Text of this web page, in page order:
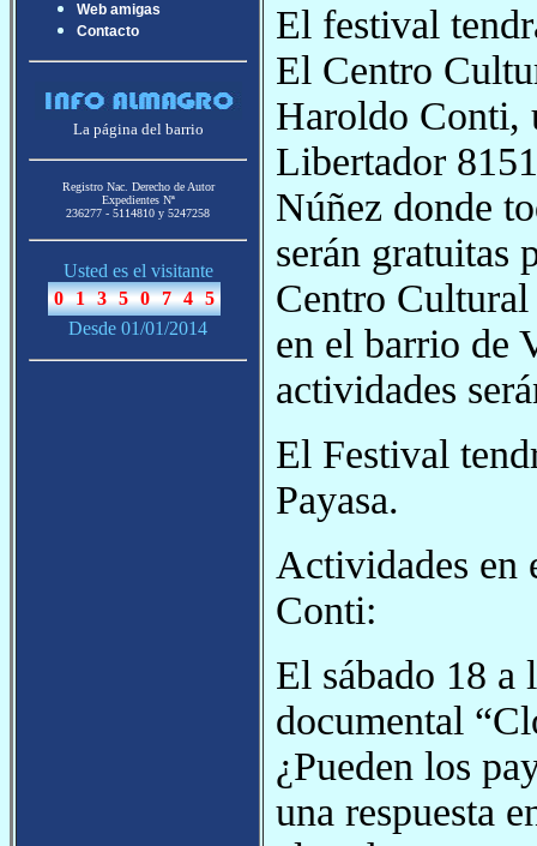
Web amigas
Contacto
La página del barrio
Registro Nac. Derecho de Autor
Expedientes Nª
236277 - 5114810 y 5247258
Usted es el visitante
Desde 01/01/2014
El festival
El Centro
Haroldo Conti,
Libertador
Núñez donde
serán gratuitas
Centro
en el barrio de
actividades
El Festival
Payasa.
Actividades en
Conti:
El sábado 18 a
documental
¿Pueden los
una respuesta